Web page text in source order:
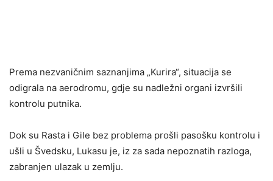
Prema nezvaničnim saznanjima „Kurira“, situacija se
odigrala na aerodromu, gdje su nadležni organi izvršili
kontrolu putnika.
Dok su Rasta i Gile bez problema prošli pasošku kontrolu i
ušli u Švedsku, Lukasu je, iz za sada nepoznatih razloga,
zabranjen ulazak u zemlju.